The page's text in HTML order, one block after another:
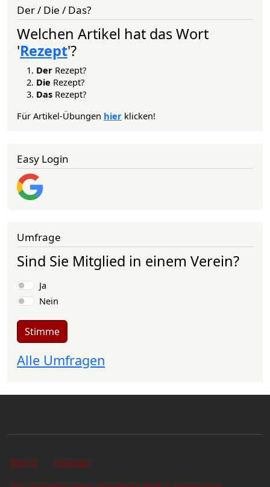
Der / Die / Das?
Welchen Artikel hat das Wort
'Rezept'?
Der Rezept?
Die Rezept?
Das Rezept?
Für Artikel-Übungen hier klicken!
Easy Login
Umfrage
Sind Sie Mitglied in einem Verein?
Auswahlmöglichkeiten
Ja
Nein
Stimme
Alle Umfragen
Sekundärlinks
Home
Kontakt